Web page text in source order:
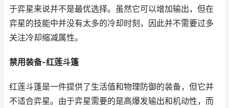
于弈星来说并不是最优选择。虽然它可以增加输出，但在
弈星的技能中并没有太多的冷却时刻，因此并不需要过多
关注冷却缩减属性。
禁用装备-红莲斗篷
红莲斗篷是一件提供了生活值和物理防御的装备，但它并
不适合弈星。由于弈星需要的是高爆发输出和机动性，而